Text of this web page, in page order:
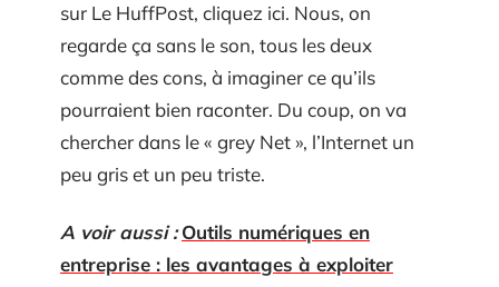
sur Le HuffPost, cliquez ici. Nous, on
regarde ça sans le son, tous les deux
comme des cons, à imaginer ce qu’ils
pourraient bien raconter. Du coup, on va
chercher dans le « grey Net », l’Internet un
peu gris et un peu triste.
A voir aussi : Outils numériques en
entreprise : les avantages à exploiter